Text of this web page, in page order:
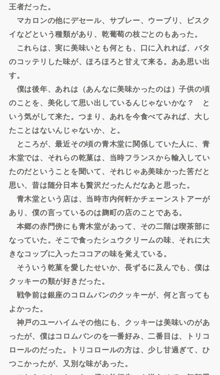
王者だった。
マカロンの他にデセール、サブレー、ウーブリ、ビスク
イなどという種類があり、乾葡萄の枝ごとのもあった。
これらは、実に美味いとも何とも、口に入れれば、バタ
のコッテリした味が、ほろほろと甘えて来る。ああ思い出
す。
僕は後年、あれは（あんなに美味かったのは）子供の頃
のことを、美化して思い出しているんじゃないかな？ と
いう気がして来た。つまり、あれを今食べてみれば、大し
たことはないんじゃないか、と。
ところが、最近その頃の青木堂に関係していた人に、青
木堂では、それらの乾菓は、当時フランスから輸入してい
たのだということを聞いて、それじゃあ美味かった筈だと
思い、昔は随分日本も贅沢だったんだなあと思った。
青木堂という店は、当時市内何軒かチェーンストアーが
あり、僕の言っているのは麹町の店のことである。
本郷の赤門傍にも青木堂があって、その二階は喫茶部に
なっていた。そこで食ったシュウクリームの味、それに大
きなコップに入ったココアの味を覚えている。
そういう乾菓を愛したせいか、長ずるに及んでも、僕は
クッキーの類が好きだった。
戦争前は銀座のコロムバンのクッキーが、何と言っても
よかった。
神戸のユーハイムその他にも、クッキーは美味いのがあ
ったが、僕はコロムバンのを一番好み、二番目は、トリコ
ロールのだった。トリコロールの方は、少し甘過ぎて、ひ
つこかったが、又別な味があった。